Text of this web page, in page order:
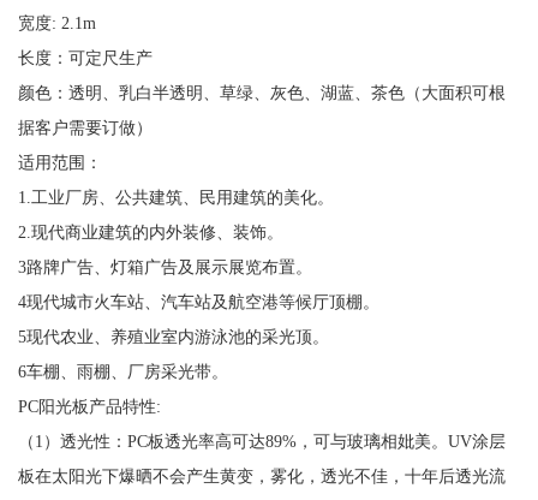
宽度: 2.1m
长度：可定尺生产
颜色：透明、乳白半透明、草绿、灰色、湖蓝、茶色（大面积可根
据客户需要订做）
适用范围：
1.工业厂房、公共建筑、民用建筑的美化。
2.现代商业建筑的内外装修、装饰。
3路牌广告、灯箱广告及展示展览布置。
4现代城市火车站、汽车站及航空港等候厅顶棚。
5现代农业、养殖业室内游泳池的采光顶。
6车棚、雨棚、厂房采光带。
PC阳光板产品特性:
（1）透光性：PC板透光率高可达89%，可与玻璃相妣美。UV涂层
板在太阳光下爆晒不会产生黄变，雾化，透光不佳，十年后透光流